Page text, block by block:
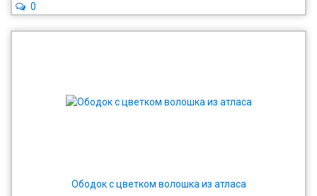
0
Ободок с цветком волошка из атласа